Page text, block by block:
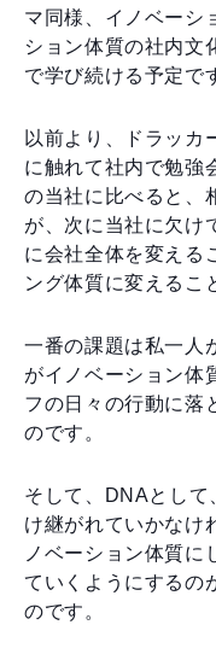
マ同様、イノベーシ
ション体質の社内文
で学び続ける予定で
以前より、ドラッカ
に触れて社内で勉強
の当社に比べると、
が、次に当社に欠け
に会社全体を変える
ング体質に変えるこ
一番の課題は私一人
がイノベーション体
フの日々の行動に落
のです。
そして、DNAとして
け継がれていかなけ
ノベーション体質に
ていくようにするの
のです。